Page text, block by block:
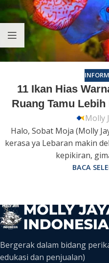
11 Ikan Hias
Ruang Tamu
Molly
Halo, Sobat Moja (Molly
kerasa ya Lebaran makin
kepikiran,
BACA
Bergerak dalam bidang
edukasi dan penjualan)